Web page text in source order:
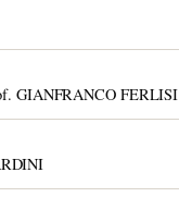
GIANFRANCO FERLISI